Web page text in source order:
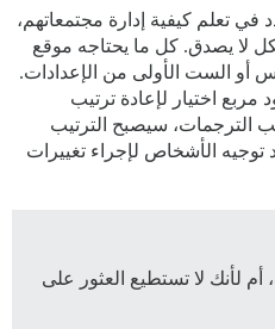
تعلم كيفية إدارة مجتمعاتهم،
لا يصدق. كل ما يحتاجه موقع
أو الست الأولى من الإعدادات.
اختيار لإعادة ترتيب
الترجمات، سيصبح الترتيب
الأشخاص لإجراء تغييرات
أم لأنك لا تستطيع العثور على